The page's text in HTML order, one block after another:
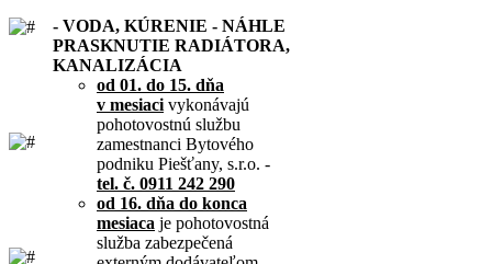
- VODA, KÚRENIE - NÁHLE
PRASKNUTIE RADIÁTORA,
KANALIZÁCIA
od 01. do 15. dňa
v mesiaci vykonávajú
pohotovostnú službu
zamestnanci Bytového
podniku Piešťany, s.r.o. -
tel. č. 0911 242 290
od 16. dňa do konca
mesiaca je pohotovostná
služba zabezpečená